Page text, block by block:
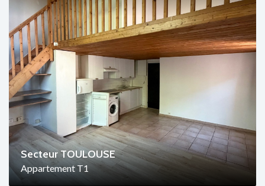
Secteur TOULOUSE
Appartement T1